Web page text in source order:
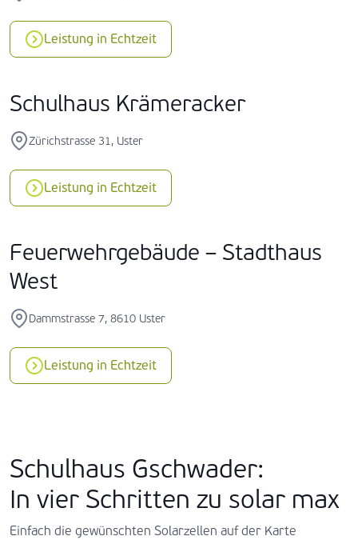
Leistung in Echtzeit
Schulhaus Krämeracker
Zürichstrasse 31, Uster
Leistung in Echtzeit
Feuerwehrgebäude – Stadthaus
West
Dammstrasse 7, 8610 Uster
Leistung in Echtzeit
Schulhaus Gschwader:
In vier Schritten zu solar max
Einfach die gewünschten Solarzellen auf der Karte